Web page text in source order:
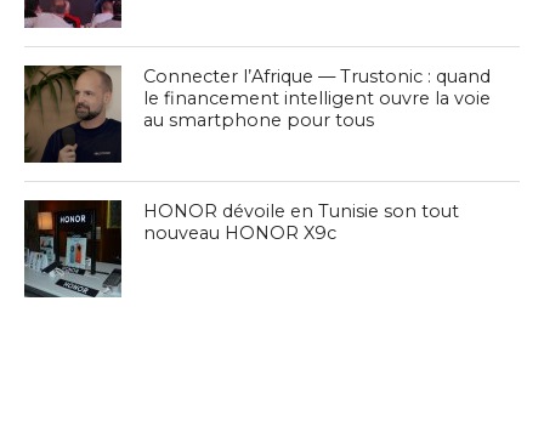
Connecter l’Afrique — Trustonic : quand
le financement intelligent ouvre la voie
au smartphone pour tous
HONOR dévoile en Tunisie son tout
nouveau HONOR X9c